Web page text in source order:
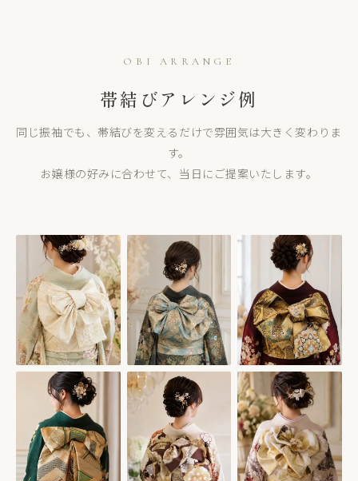
OBI ARRANGE
帯結びアレンジ例
同じ振袖でも、帯結びを変えるだけで雰囲気は大きく変わりま
す。
お嬢様の好みに合わせて、当日にご提案いたします。